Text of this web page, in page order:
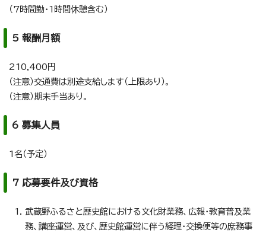
（7時間勤・1時間休憩含む）
5 報酬月額
210,400円
（注意）交通費は別途支給します（上限あり）。
（注意）期末手当あり。
6 募集人員
1名（予定）
7 応募要件及び資格
武蔵野ふるさと歴史館における文化財業務、広報・教育普及業
務、講座運営、及び、歴史館運営に伴う経理・交換便等の庶務事